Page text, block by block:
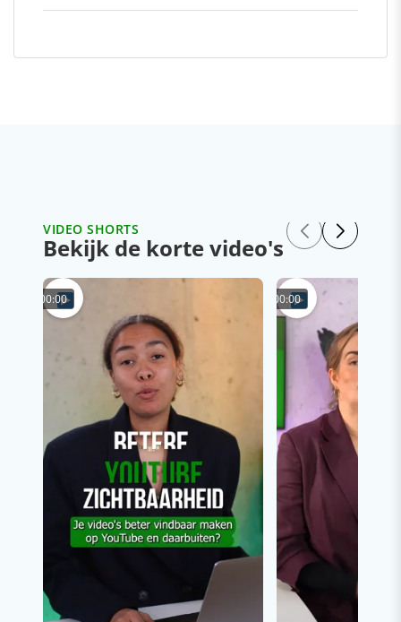
VIDEO SHORTS
Bekijk de korte video's
00:00 00:00